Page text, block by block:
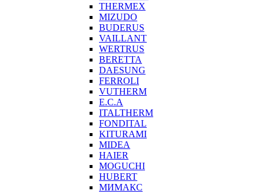
THERMEX
MIZUDO
BUDERUS
VAILLANT
WERTRUS
BERETTA
DAESUNG
FERROLI
VUTHERM
E.C.A
ITALTHERM
FONDITAL
KITURAMI
MIDEA
HAIER
MOGUCHI
HUBERT
МИМАКС